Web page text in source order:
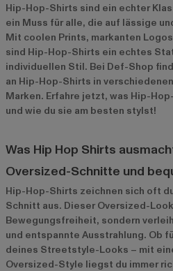
Hip-Hop-Shirts sind ein echter
ein Muss für alle, die auf lässige
Mit coolen Prints, markanten
sind Hip-Hop-Shirts ein echtes
individuellen Stil. Bei Def-Shop
an Hip-Hop-Shirts in
Marken. Erfahre jetzt, was Hip-
und wie du sie am besten stylst!
Was Hip Hop Shirts
Oversized-Schnitte und
Hip-Hop-Shirts zeichnen sich oft
Schnitt aus. Dieser Oversized-
Bewegungsfreiheit, sondern
und entspannte Ausstrahlung. Ob
deines Streetstyle-Looks – mit
Oversized-Style liegst du immer